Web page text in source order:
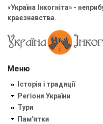
«Україна Інкогніта» -
краєзнавства.
Меню
Історія і традиції
Регіони України
Тури
Пам'ятки